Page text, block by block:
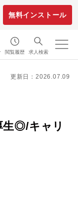
無料インストール
閲覧履歴 求人検索
更新日：2026.07.09
生◎/キャリ